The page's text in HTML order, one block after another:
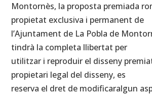
Montornès, la proposta premiada
propietat exclusiva i permanent de
l’Ajuntament de La Pobla de
tindrà la completa llibertat per
utilitzar i reproduir el disseny
propietari legal del disseny, es
reserva el dret de modificaralgun